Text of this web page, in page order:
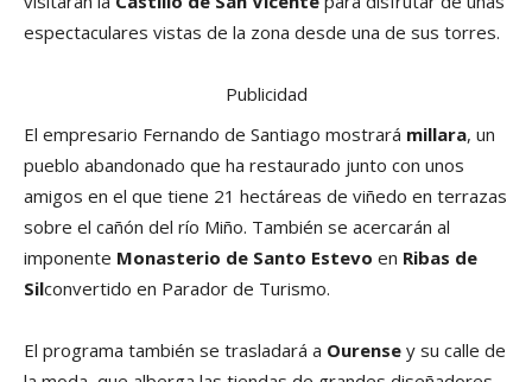
espectaculares vistas de la zona desde una de sus torres.
Publicidad
El empresario Fernando de Santiago mostrará millara, un
pueblo abandonado que ha restaurado junto con unos
amigos en el que tiene 21 hectáreas de viñedo en terrazas
sobre el cañón del río Miño. También se acercarán al
imponente Monasterio de Santo Estevo en Ribas de
Silconvertido en Parador de Turismo.
El programa también se trasladará a Ourense y su calle de